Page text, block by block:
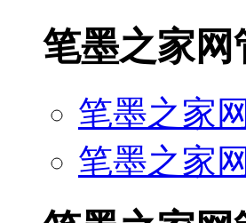
笔墨之家网
笔墨之家
笔墨之家